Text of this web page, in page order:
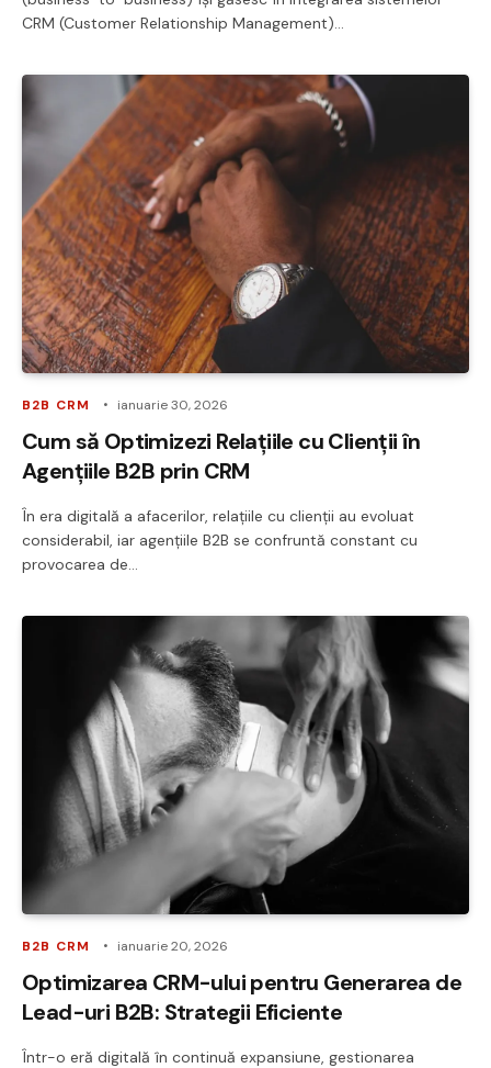
CRM (Customer Relationship Management)…
B2B CRM ianuarie 30, 2026
Cum să Optimizezi Relațiile cu Clienții în
Agențiile B2B prin CRM
În era digitală a afacerilor, relațiile cu clienții au evoluat
considerabil, iar agențiile B2B se confruntă constant cu
provocarea de…
B2B CRM ianuarie 20, 2026
Optimizarea CRM-ului pentru Generarea de
Lead-uri B2B: Strategii Eficiente
Într-o eră digitală în continuă expansiune, gestionarea